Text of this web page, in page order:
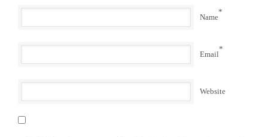
Name
*
Email
*
Website